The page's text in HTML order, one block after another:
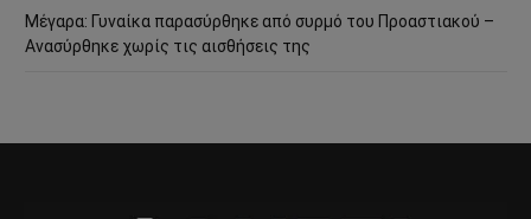
Μέγαρα: Γυναίκα παρασύρθηκε από συρμό του Προαστιακού –
Ανασύρθηκε χωρίς τις αισθήσεις της